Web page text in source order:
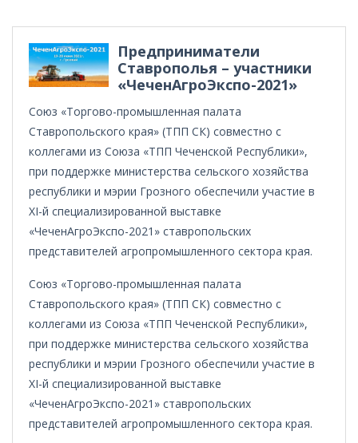
Предприниматели
Ставрополья – участники
«ЧеченАгроЭкспо-2021»
Союз «Торгово-промышленная палата
Ставропольского края» (ТПП СК) совместно с
коллегами из Союза «ТПП Чеченской Республики»,
при поддержке министерства сельского хозяйства
республики и мэрии Грозного обеспечили участие в
XI-й специализированной выставке
«ЧеченАгроЭкспо-2021» ставропольских
представителей агропромышленного сектора края.
Союз «Торгово-промышленная палата
Ставропольского края» (ТПП СК) совместно с
коллегами из Союза «ТПП Чеченской Республики»,
при поддержке министерства сельского хозяйства
республики и мэрии Грозного обеспечили участие в
XI-й специализированной выставке
«ЧеченАгроЭкспо-2021» ставропольских
представителей агропромышленного сектора края.